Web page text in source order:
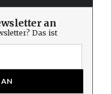
an
Das ist
AN